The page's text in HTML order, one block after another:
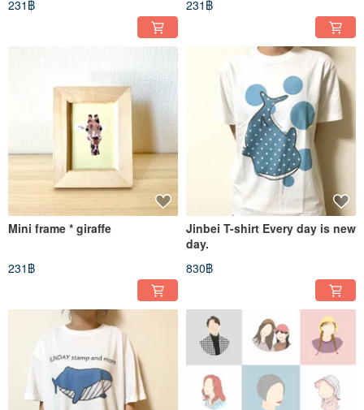
231฿ 231฿
Mini frame * giraffe
231฿
Jinbei T-shirt Every day is new
day.
830฿